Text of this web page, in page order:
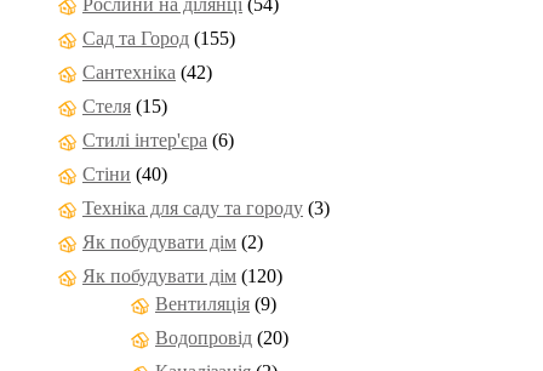
Сад та Город (155)
Сантехніка (42)
Стеля (15)
Стилі інтер'єра (6)
Стіни (40)
Техніка для саду та городу (3)
Як побудувати дім (2)
Як побудувати дім (120)
Вентиляція (9)
Водопровід (20)